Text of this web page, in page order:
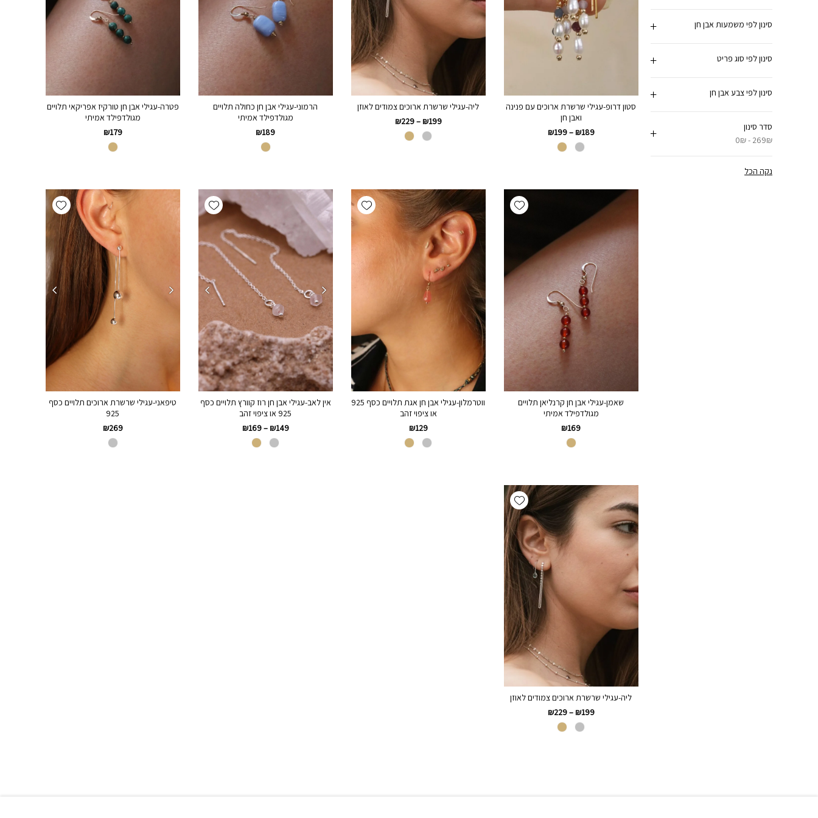
סינון לפי משמעות אבן חן
סינון לפי סוג פריט
סינון לפי צבע אבן חן
סדר סינון
0₪ - 269₪
נקה הכל
סטון דרופ-עגילי שרשרת ארוכים עם פנינה
ואבן חן
₪189
–
₪199
ליה-עגילי שרשרת ארוכים צמודים לאוזן
₪199
–
₪229
הרמוני-עגילי אבן חן כחולה תלויים
מגולדפילד אמיתי
₪189
פטרה-עגילי אבן חן טורקיז אפריקאי תלויים
מגולדפילד אמיתי
₪179
Add wishlist
שאמן-עגילי אבן חן קרנליאן תלויים
מגולדפילד אמיתי
₪169
Add wishlist
ווטרמלון-עגילי אבן חן אגת תלויים כסף 925
או ציפוי זהב
₪129
Add wishlist
אין לאב-עגילי אבן חן רוז קוורץ תלויים כסף
925 או ציפוי זהב
₪149
–
₪169
Add wishlist
טיפאני-עגילי שרשרת ארוכים תלויים כסף
925
₪269
Add wishlist
ליה-עגילי שרשרת ארוכים צמודים לאוזן
₪199
–
₪229